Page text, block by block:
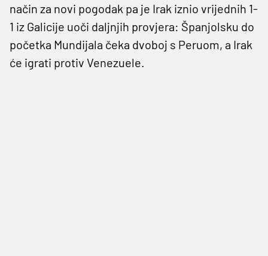
način za novi pogodak pa je Irak iznio vrijednih 1-
1 iz Galicije uoči daljnjih provjera: Španjolsku do
početka Mundijala čeka dvoboj s Peruom, a Irak
će igrati protiv Venezuele.